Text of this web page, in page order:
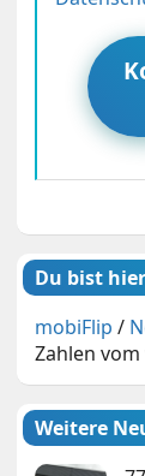
Du bist
mobiFlip /
Zahlen
Weitere